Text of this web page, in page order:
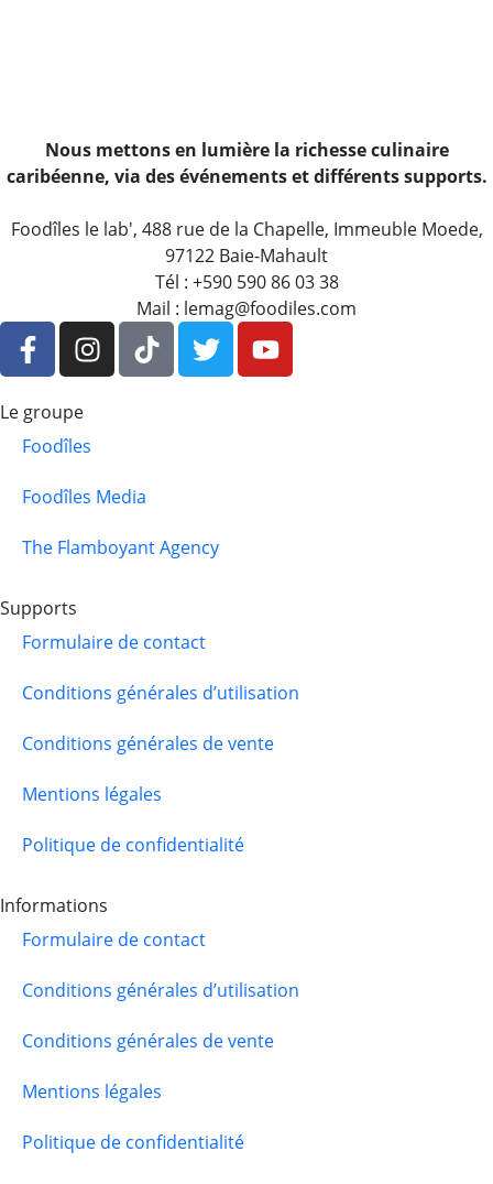
Nous mettons en lumière la richesse culinaire
caribéenne, via des événements et différents supports.
Foodîles le lab', 488 rue de la Chapelle, Immeuble Moede,
97122 Baie-Mahault
Tél : +590 590 86 03 38
Mail : lemag@foodiles.com
Le groupe
Foodîles
Foodîles Media
The Flamboyant Agency
Supports
Formulaire de contact
Conditions générales d’utilisation
Conditions générales de vente
Mentions légales
Politique de confidentialité
Informations
Formulaire de contact
Conditions générales d’utilisation
Conditions générales de vente
Mentions légales
Politique de confidentialité